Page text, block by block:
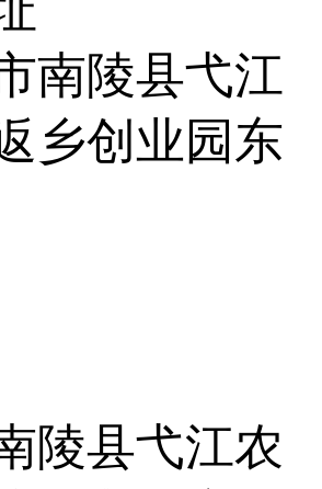
南陵县弋江
乡创业园东
陵县弋江农